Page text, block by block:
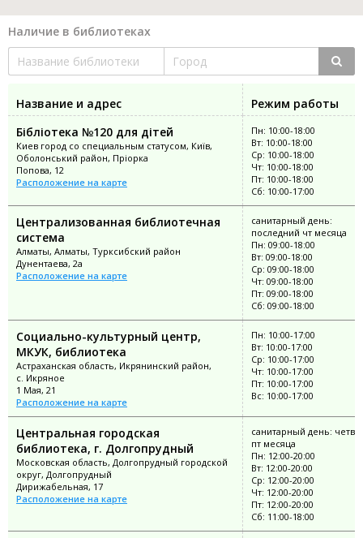
Наличие в библиотеках
Название и адрес
Режим работы
Бібліотека №120 для дітей
Киев город со специальным статусом, Київ,
Оболонський район, Пріорка
Попова, 12
Расположение на карте
Пн: 10:00-18:00
Вт: 10:00-18:00
Ср: 10:00-18:00
Чт: 10:00-18:00
Пт: 10:00-18:00
Сб: 10:00-17:00
Централизованная библиотечная
система
Алматы, Алматы, Турксибский район
Дунентаева, 2а
Расположение на карте
санитарный день:
последний чт месяца
Пн: 09:00-18:00
Вт: 09:00-18:00
Ср: 09:00-18:00
Чт: 09:00-18:00
Пт: 09:00-18:00
Сб: 09:00-18:00
Социально-культурный центр,
МКУК, библиотека
Астраханская область, Икрянинский район,
с. Икряное
1 Мая, 21
Расположение на карте
Пн: 10:00-17:00
Вт: 10:00-17:00
Ср: 10:00-17:00
Чт: 10:00-17:00
Пт: 10:00-17:00
Вс: 10:00-17:00
Центральная городская
библиотека, г. Долгопрудный
Московская область, Долгопрудный городской
округ, Долгопрудный
Дирижабельная, 17
Расположение на карте
санитарный день:
пт месяца
Пн: 12:00-20:00
Вт: 12:00-20:00
Ср: 12:00-20:00
Чт: 12:00-20:00
Пт: 12:00-20:00
Сб: 11:00-18:00